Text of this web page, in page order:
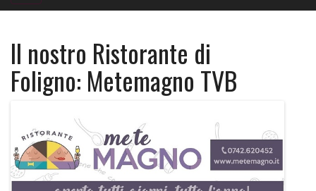
Il nostro Ristorante di
Foligno: Metemagno TVB